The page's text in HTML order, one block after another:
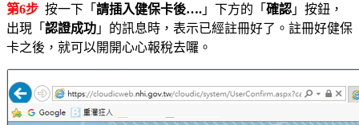
第6步 按一下「 請插入健保卡後…. 」下方的「 確認 」按鈕，
出現「 認證成功 」的訊息時，表示已經註冊好了。註冊好健保
卡之後，就可以開開心心報稅去囉。